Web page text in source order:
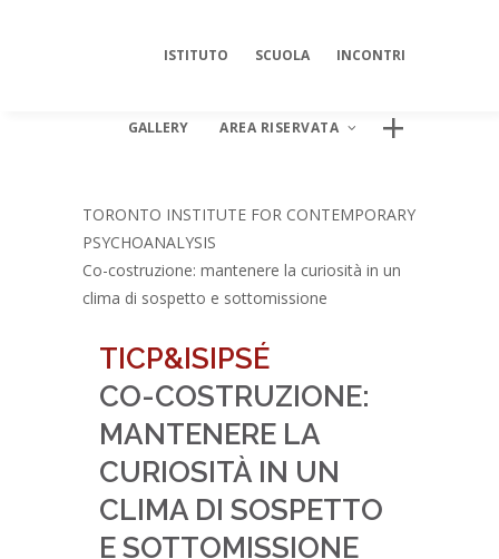
ISTITUTO SCUOLA INCONTRI
GALLERY AREA RISERVATA
Log In
TORONTO INSTITUTE FOR CONTEMPORARY
PSYCHOANALYSIS
Co-costruzione: mantenere la curiosità in un
clima di sospetto e sottomissione
TICP&ISIPSÉ
CO-COSTRUZIONE:
MANTENERE LA
CURIOSITÀ IN UN
CLIMA DI SOSPETTO
E SOTTOMISSIONE